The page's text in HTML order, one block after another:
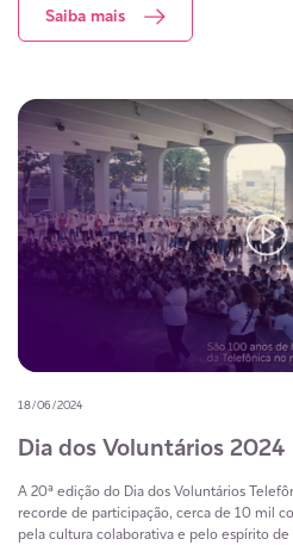
Saiba mais
18/06/2024
Dia dos Voluntários 2024
A 20ª edição do Dia dos Voluntários
recorde de participação, cerca de 10 mil
pela cultura colaborativa e pelo espírito